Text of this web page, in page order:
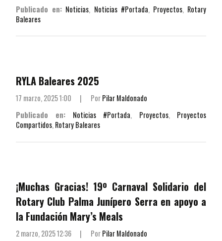
Publicado en: Noticias, Noticias #Portada, Proyectos, Rotary
Baleares
RYLA Baleares 2025
17 marzo, 2025 1:00 | PorPilar Maldonado
Publicado en:
Noticias #Portada, Proyectos, Proyectos
Compartidos,Rotary Baleares
¡Muchas Gracias! 19º Carnaval Solidario del
Rotary Club Palma Junípero Serra en apoyo a
la Fundación Mary’s Meals
2 marzo, 2025 12:36 | PorPilar Maldonado